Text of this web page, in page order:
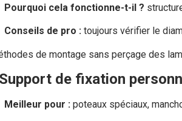
Pourquoi cela fonctionne-t-il ?
Conseils de pro : toujours vérifier le
de fixation
Meilleur pour : poteaux spéciaux,